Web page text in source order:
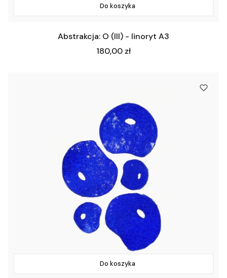
Do koszyka
Abstrakcja: O (III) - linoryt A3
Cena
180,00 zł
Do koszyka